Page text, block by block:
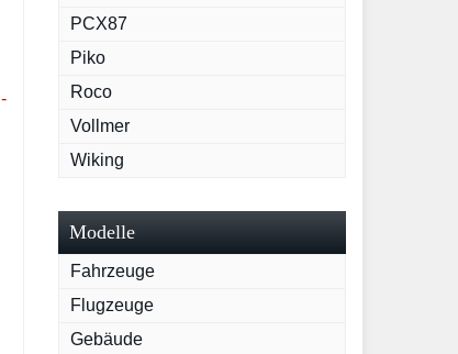
PCX87
Piko
Roco
Vollmer
Wiking
Modelle
Fahrzeuge
Flugzeuge
Gebäude